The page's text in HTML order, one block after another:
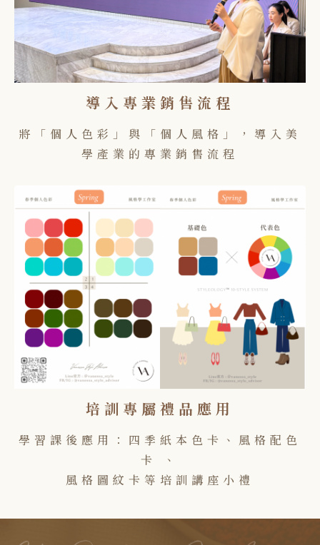
導入專業銷售流程
將「個人色彩」與「個人風格」，導入美
學產業的專業銷售流程
培訓專屬禮品應用
學習課後應用：四季紙本色卡、風格配色
卡 、
風格圖紋卡等培訓講座小禮